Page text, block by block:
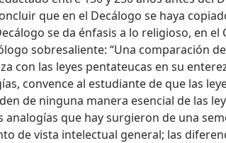
que en el Decálogo se haya
se da énfasis a lo religioso, en el
sobresaliente: “Una comparación
con las leyes pentateucas en su
convence al estudiante de que las
de ninguna manera esencial de las
analogías que hay surgieron de una
de vista intelectual general; las